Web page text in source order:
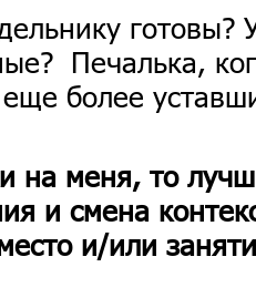
готовы?
Печалька,
еще более
на меня, то
и смена
и/или